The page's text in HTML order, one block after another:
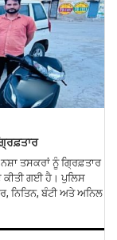
ਤਸਕਰਾਂ ਨੂੰ ਗ੍ਰਿਫ਼ਤਾਰ
ਗਈ ਹੈ। ਪੁਲਿਸ
ਨਿਤਿਨ, ਬੰਟੀ ਅਤੇ ਅਨਿਲ